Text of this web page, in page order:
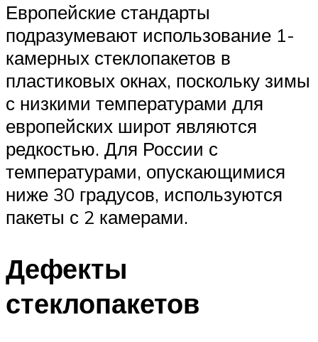
Европейские стандарты
подразумевают использование 1-
камерных стеклопакетов в
пластиковых окнах, поскольку зимы
с низкими температурами для
европейских широт являются
редкостью. Для России с
температурами, опускающимися
ниже 30 градусов, используются
пакеты с 2 камерами.
Дефекты
стеклопакетов